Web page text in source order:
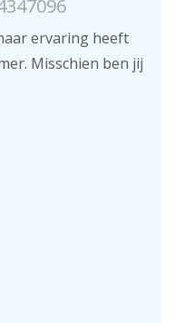
ervaring heeft
Misschien ben jij